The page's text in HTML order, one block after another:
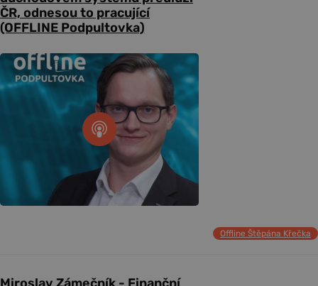
ČR, odnesou to pracující
(OFFLINE Podpultovka)
Offline Štěpána Křečka